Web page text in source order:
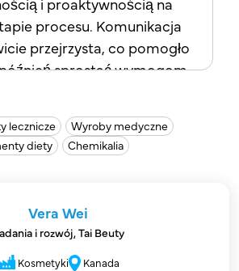
procesu. Komunikacja
przejrzysta, co pomogło
sprostać wymogom
się z tym, co obiecano na
Żadnych niespodzianek,
– po prostu sprawna i
usług.
lecznicze
Wyroby medyczne
diety Chemikalia
Vera Wei
i rozwój, Tai Beuty
Kosmetyki Kanada